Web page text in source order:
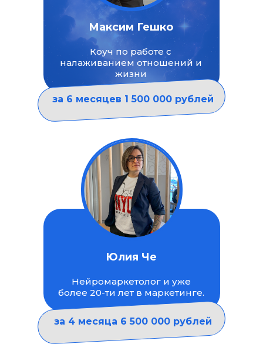
Максим Гешко
Коуч по работе с
налаживанием отношений и
жизни
Юлия Че
Нейромаркетолог и уже
более 20-ти лет в маркетинге.
за 6 месяцев 1 500 000 рублей
за 4 месяца 6 500 000 рублей